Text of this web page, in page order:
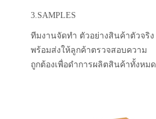
3.SAMPLES
ทีมงานจัดทำ ตัวอย่างสินค้าตัวจริง
พร้อมส่งให้ลูกค้าตรวจสอบความ
ถูกต้องเพื่อดำการผลิตสินค้าทั้งหมด